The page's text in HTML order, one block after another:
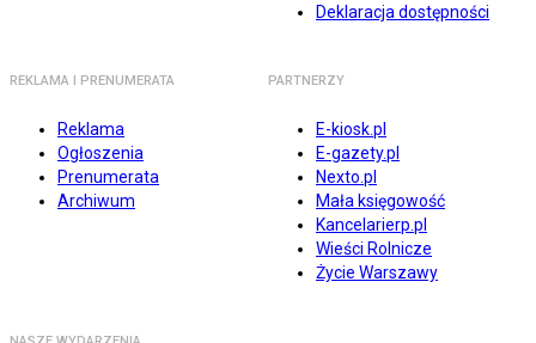
Deklaracja dostępności
REKLAMA I PRENUMERATA
Reklama
Ogłoszenia
Prenumerata
Archiwum
PARTNERZY
E-kiosk.pl
E-gazety.pl
Nexto.pl
Mała księgowość
Kancelarierp.pl
Wieści Rolnicze
Życie Warszawy